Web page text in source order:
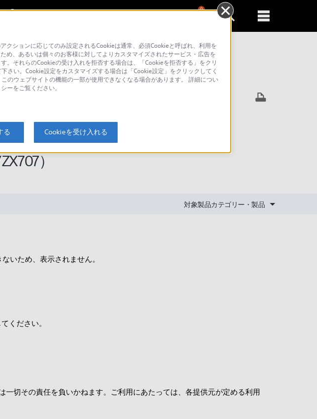
0
検索
インストールした
）
対象製品カテゴリー・製品
いため、表示されません。
ください。
切その責任を負いかねます。ご利用にあたっては、各提供元が定める利用
ションに応じてのみ設定されるCookieは通常、必須Cookieと呼ばれ、利用を
、あるいは個々のお客様に対してよりカスタマイズされたサービス・広告を
それらのCookieの受け入れを拒否する場合は、「Cookieを拒否する」をクリ
さい。Cookie設定をカスタマイズする場合は「Cookie設定」をクリックしてく
のウェブサイトの機能の一部が使用できなくなる場合があります。 詳細につい
ーをご覧ください。
る Cookieを受け入れる